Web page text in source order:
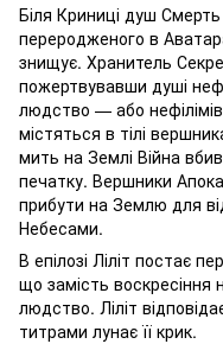
Біля Криниці душ
переродженого в
знищує. Хранитель
пожертвувавши душі
людство — або
містяться в тілі
мить на Землі Війна
печатку. Вершники
прибути на Землю для
Небесами.
В епілозі Ліліт постає
що замість воскресіння
людство. Ліліт
титрами лунає її крик.